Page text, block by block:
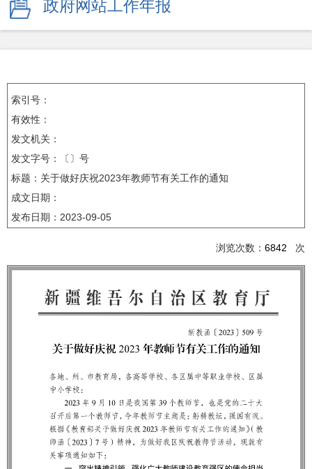
政府网站工作年报
索引号：
有效性：
发文机关：
发文字号：〔〕号
标题：关于做好庆祝2023年教师节有关工作的通知
成文日期：
发布日期： 2023-09-05
浏览次数： 6842 次